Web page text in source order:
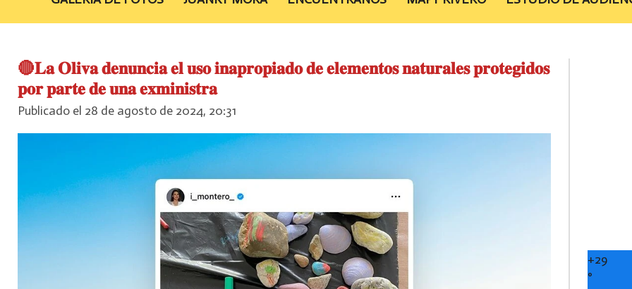
🔴𝐋𝐚 𝐎𝐥𝐢𝐯𝐚 𝐝𝐞𝐧𝐮𝐧𝐜𝐢𝐚 𝐞𝐥 𝐮𝐬𝐨 𝐢𝐧𝐚𝐩𝐫𝐨𝐩𝐢𝐚𝐝𝐨 𝐝𝐞 𝐞𝐥𝐞𝐦𝐞𝐧𝐭𝐨𝐬 𝐧𝐚𝐭𝐮𝐫𝐚𝐥𝐞𝐬 𝐩𝐫𝐨𝐭𝐞𝐠𝐢𝐝𝐨𝐬
𝐩𝐨𝐫 𝐩𝐚𝐫𝐭𝐞 𝐝𝐞 𝐮𝐧𝐚 𝐞𝐱𝐦𝐢𝐧𝐢𝐬𝐭𝐫𝐚
Publicado el 28 de agosto de 2024, 20:31
+29
°